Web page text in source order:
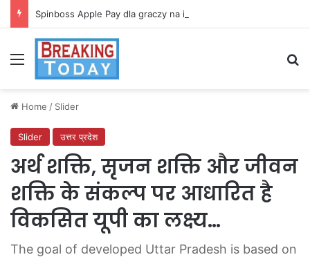
Spinboss Apple Pay dla graczy na iPhone
Menu
Home / Slider
Slider उत्तर प्रदेश
अर्थ शक्ति, सृजन शक्ति और जीवन
शक्ति के संकल्प पर आधारित है
विकसित यूपी का लक्ष्य…
The goal of developed Uttar Pradesh is based on